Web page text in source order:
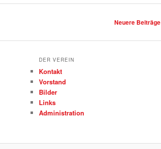
Neuere Beiträge
DER VEREIN
Kontakt
Vorstand
Bilder
Links
Administration